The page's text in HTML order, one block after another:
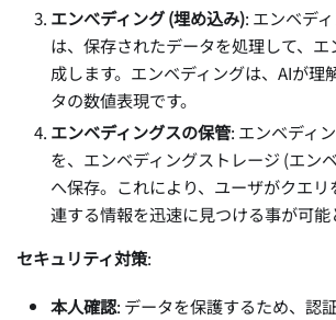
エンべディング (埋め込み): エンベデ
は、保存されたデータを処理して、
成します。エンベディングは、AIが理
タの数値表現です。
エンベディングスの保管: エンベディ
を、エンベディングストレージ (エン
へ保存。これにより、ユーザがクエ
連する情報を迅速に見つける事が可能
セキュリティ対策:
本人確認: データを保護するため、認